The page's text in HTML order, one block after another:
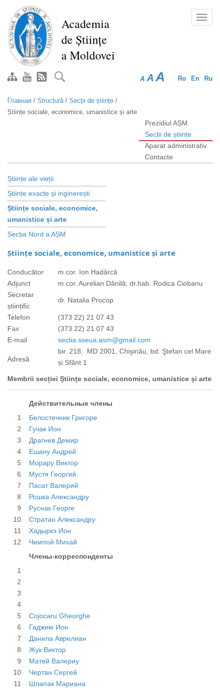
Перейти
основному
содержанию
Academia
de Științe
a Moldovei
Ro En Ru
A A A
Главная / Structură/ Secții de științe /
Științe sociale, economice, umanistice și arte
Prezidiul AȘM
Secții de științe
Aparat administrativ
Contacte
Științe ale vieții
Științe exacte și inginerești
Științe sociale, economice,
umanistice și arte
Secția Nord a AȘM
Științe sociale, economice, umanistice și arte
Conducător
m.cor. Ion Hadârcă
Adjunct
m.cor. Aurelian Dănilă; dr.hab. Rodica Ciobanu
Secretar
științific
dr. Natalia Procop
Telefon
(373 22) 21 07 43
Fax
(373 22) 21 07 43
E-mail
sectia.sseua.asm@gmail.com
Adresă
bir. 218, MD 2001, Chişinău, bd. Ştefan cel Mare
și Sfânt 1
Membrii secției Științe sociale, economice, umanistice și arte
Действительные члены
1
Белостечник Григоре
2
Гучак Ион
3
Драгнев Демир
4
Ешану Андрей
5
Морару Виктор
6
Мустя Георгий
7
Пасат Валерий
8
Рошка Александру
9
Руснак Георге
10
Стратан Александру
11
Хадыркэ Ион
12
Чимпой Михай
Члены-корреспонденты
1
2
3
4
5
Cojocaru Gheorghe
6
Гаджим Ион
7
Данила Аврелиан
8
Жук Виктор
9
Матей Валериу
10
Чертан Сергей
11
Шлапак Мариана